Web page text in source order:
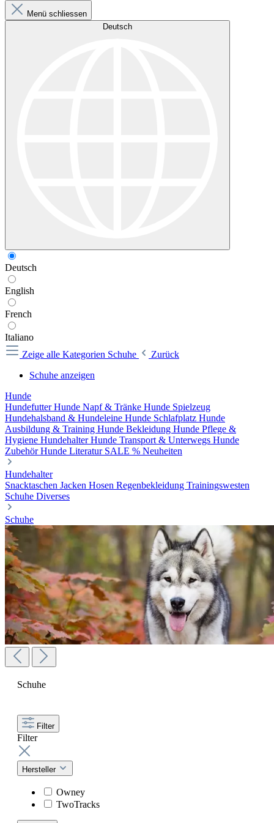
Menü schliessen
Deutsch
Deutsch
English
French
Italiano
Zeige alle Kategorien Schuhe
Zurück
Schuhe anzeigen
Hunde
HundefutterHunde Napf & Tränke Hunde Spielzeug
Hundehalsband & Hundeleine Hunde Schlafplatz Hunde
Ausbildung & Training Hunde Bekleidung Hunde Pflege &
Hygiene HundehalterHunde Transport & Unterwegs Hunde
ZubehörHunde Literatur SALE % Neuheiten
Hundehalter
Snacktaschen Jacken Hosen Regenbekleidung Trainingswesten
Schuhe Diverses
Schuhe
Schuhe
Filter
Filter
Hersteller
Owney
TwoTracks